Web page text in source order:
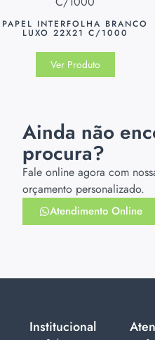
PAPEL INTERFOLHA BRANCO
LUXO 22X21 C/1000
Ver Produto
Ainda não
procura?
Fale online agora com
orçamento personalizado.
Atendimento Online
Institucional